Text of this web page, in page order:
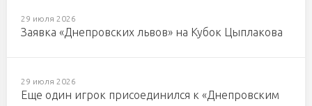
29 июля 2026
Заявка «Днепровских львов» на Кубок Цыплакова
29 июля 2026
Еще один игрок присоединился к «Днепровским